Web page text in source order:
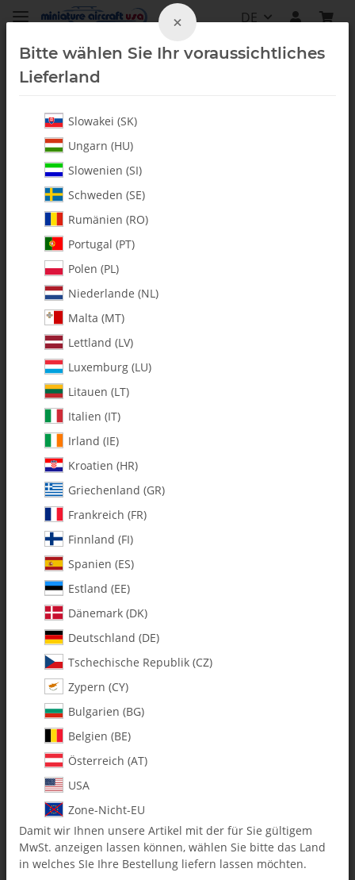
DE
Whiplash-N II
131-415 Whiplash V2 15t Pinion -
Pack of 1
Artikelnummer:
Kategorie:Whiplash-N II
131-415 Whiplash V2 15t Pinion - Pack of 1
$ 23.78
inkl. 19% USt. , zzgl.
Auswahl Steuerzone / Lieferland
Sofort verfügbar
×
Bitte wählen Sie Ihr voraussichtliches
Lieferland
Slowakei (SK)
Ungarn (HU)
Slowenien (SI)
Schweden (SE)
Rumänien (RO)
Portugal (PT)
Polen (PL)
Niederlande (NL)
Malta (MT)
Lettland (LV)
Luxemburg (LU)
Litauen (LT)
Italien (IT)
Irland (IE)
Kroatien (HR)
Griechenland (GR)
Frankreich (FR)
Finnland (FI)
Spanien (ES)
Estland (EE)
Dänemark (DK)
Deutschland (DE)
Tschechische Republik (CZ)
Zypern (CY)
Bulgarien (BG)
Belgien (BE)
Österreich (AT)
USA
Zone-Nicht-EU
Damit wir Ihnen unsere Artikel mit der für Sie gültigem
MwSt. anzeigen lassen können, wählen Sie bitte das Land
in welches SIe Ihre Bestellung liefern lassen möchten.